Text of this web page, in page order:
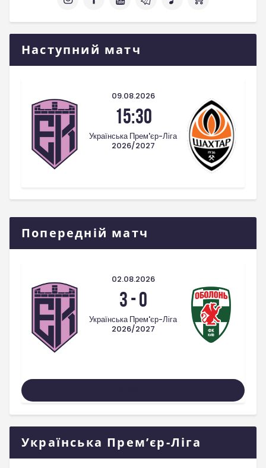
Наступний матч
09.08.2026
15:30
Українська Прем'єр-Ліга
2026/2027
Попередній матч
02.08.2026
3-0
Українська Прем'єр-Ліга
2026/2027
Українська Прем’єр-Ліга